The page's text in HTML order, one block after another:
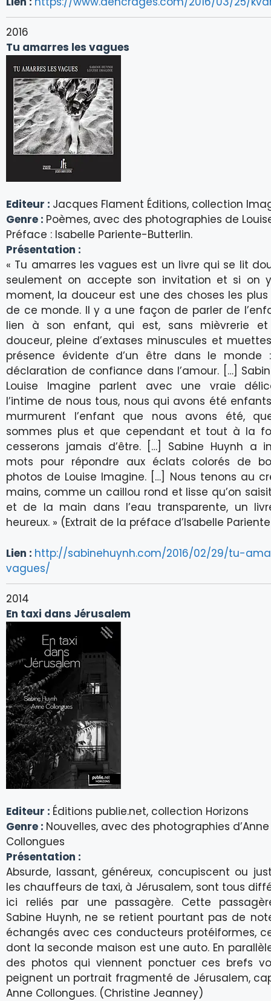
2016
Tu amarres les vagues
Editeur : Jacques Flament Éditions, collection
Genre : Poèmes, avec des photographies de
Préface : Isabelle Pariente-Butterlin.
Présentation :
« Tu amarres les vagues est un livre qui se lit
seulement on accepte son invitation et si on
moment, la douceur est une des choses les plus
de ce monde. Il y a une façon de parler de
lien à son enfant, qui est, sans mièvrerie
douceur, pleine d’extases minuscules et
présence évidente d’un être dans le monde
déclaration de confiance dans l’amour. […]
Louise Imagine parlent avec une vraie
l’intime de nous tous, nous qui avons été
murmurent l’enfant que nous avons été,
sommes plus et que cependant et tout à la
cesserons jamais d’être. […] Sabine Huynh a
mots pour répondre aux éclats colorés de
photos de Louise Imagine. […] Nous tenons au
mains, comme un caillou rond et lisse qu’on
et de la main dans l’eau transparente, un
heureux. » (Extrait de la préface d’Isabelle
Lien : http://sabinehuynh.com/2016/02/29/tu-
vagues/
2014
En taxi dans Jérusalem
Editeur : Éditions publie.net, collection Horizons
Genre : Nouvelles, avec des photographies d’Anne
Collongues
Présentation :
Absurde, lassant, généreux, concupiscent ou
les chauffeurs de taxi, à Jérusalem, sont tous
ici reliés par une passagère. Cette
Sabine Huynh, ne se retient pourtant pas de
échangés avec ces conducteurs protéiformes,
dont la seconde maison est une auto. En
des photos qui viennent ponctuer ces brefs
peignent un portrait fragmenté de Jérusalem,
Anne Collongues. (Christine Jeanney)